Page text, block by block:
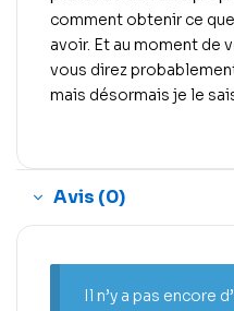
comment obtenir ce
avoir. Et au moment de
vous direz
mais désormais je le
Avis (0)
Il n’y a pas encore